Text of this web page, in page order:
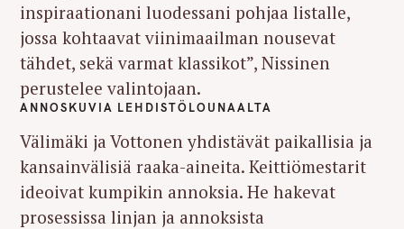
inspiraationani luodessani pohjaa listalle,
jossa kohtaavat viinimaailman nousevat
tähdet, sekä varmat klassikot”, Nissinen
perustelee valintojaan.
ANNOSKUVIA LEHDISTÖLOUNAALTA
Välimäki ja Vottonen yhdistävät paikallisia ja
kansainvälisiä raaka-aineita. Keittiömestarit
ideoivat kumpikin annoksia. He hakevat
prosessissa linjan ja annoksista